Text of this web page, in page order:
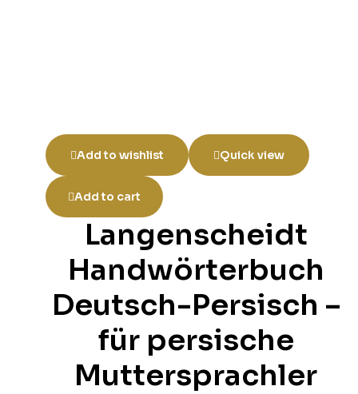
Add to wishlist Quick view
Add to cart
Langenscheidt
Handwörterbuch
Deutsch-Persisch –
für persische
Muttersprachler